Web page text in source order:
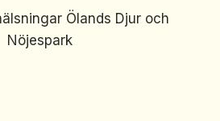
Ölands Djur och
Nöjespark